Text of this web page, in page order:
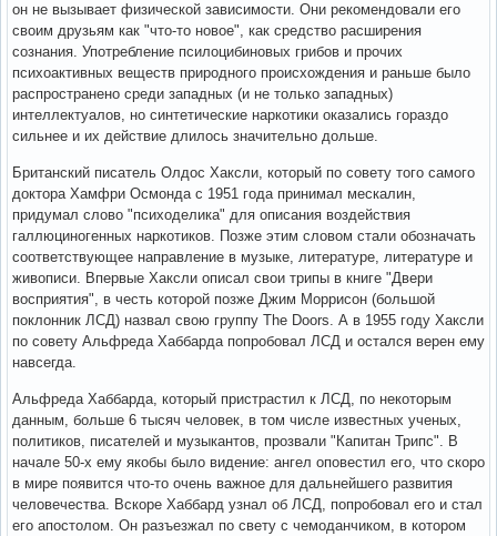
он не вызывает физической зависимости. Они рекомендовали его
своим друзьям как "что-то новое", как средство расширения
сознания. Употребление псилоцибиновых грибов и прочих
психоактивных веществ природного происхождения и раньше было
распространено среди западных (и не только западных)
интеллектуалов, но синтетические наркотики оказались гораздо
сильнее и их действие длилось значительно дольше.
Британский писатель Олдос Хаксли, который по совету того самого
доктора Хамфри Осмонда с 1951 года принимал мескалин,
придумал слово "психоделика" для описания воздействия
галлюциногенных наркотиков. Позже этим словом стали обозначать
соответствующее направление в музыке, литературе, литературе и
живописи. Впервые Хаксли описал свои трипы в книге "Двери
восприятия", в честь которой позже Джим Моррисон (большой
поклонник ЛСД) назвал свою группу The Doors. А в 1955 году Хаксли
по совету Альфреда Хаббарда попробовал ЛСД и остался верен ему
навсегда.
Альфреда Хаббарда, который пристрастил к ЛСД, по некоторым
данным, больше 6 тысяч человек, в том числе известных ученых,
политиков, писателей и музыкантов, прозвали "Капитан Трипс". В
начале 50-х ему якобы было видение: ангел оповестил его, что скоро
в мире появится что-то очень важное для дальнейшего развития
человечества. Вскоре Хаббард узнал об ЛСД, попробовал его и стал
его апостолом. Он разъезжал по свету с чемоданчиком, в котором